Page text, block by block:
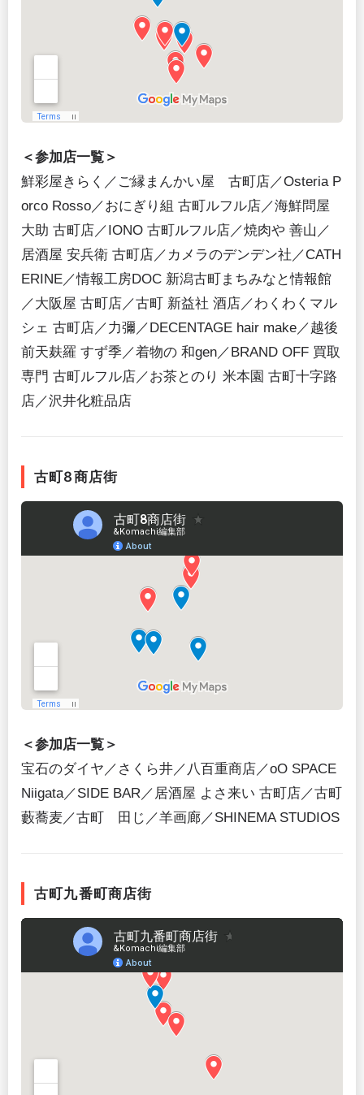
＜参加店一覧＞
鮮彩屋きらく／ご縁まんかい屋 古町店／Osteria P
orco Rosso／おにぎり組 古町ルフル店／海鮮問屋
大助 古町店／IONO 古町ルフル店／焼肉や 善山／
居酒屋 安兵衛 古町店／カメラのデンデン社／CATH
ERINE／情報工房DOC 新潟古町まちみなと情報館
／大阪屋 古町店／古町 新益社 酒店／わくわくマル
シェ 古町店／力彌／DECENTAGE hair make／越後
前天麸羅 すず季／着物の 和gen／BRAND OFF 買取
専門 古町ルフル店／お茶とのり 米本園 古町十字路
店／沢井化粧品店
古町8商店街
＜参加店一覧＞
宝石のダイヤ／さくら井／八百重商店／oO SPACE
Niigata／SIDE BAR／居酒屋 よさ来い 古町店／古町
藪蕎麦／古町 田じ／羊画廊／SHINEMA STUDIOS
古町九番町商店街